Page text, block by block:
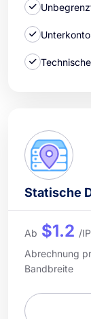
Statische
Ab $1.2 /IP
Abrechnung
Bandbreite